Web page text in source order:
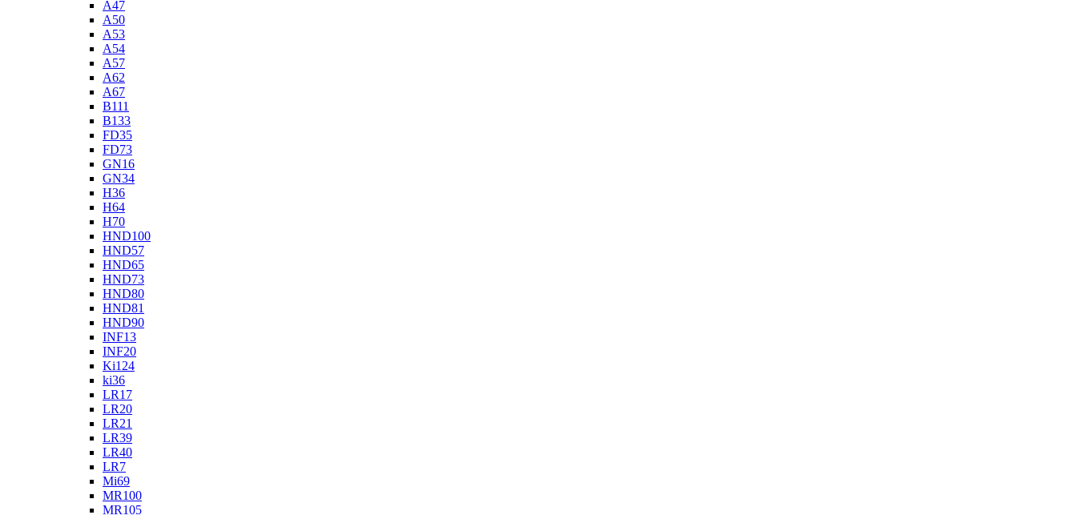
A47
A50
A53
A54
A57
A62
A67
B111
B133
FD35
FD73
GN16
GN34
H36
H64
H70
HND100
HND57
HND65
HND73
HND80
HND81
HND90
INF13
INF20
Ki124
ki36
LR17
LR20
LR21
LR39
LR40
LR7
Mi69
MR100
MR105